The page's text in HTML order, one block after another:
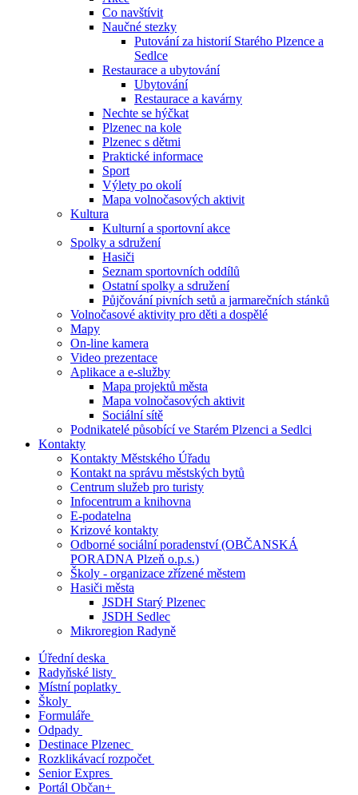
Co navštívit
Naučné stezky
Putování za historií Starého Plzence a
Sedlce
Restaurace a ubytování
Ubytování
Restaurace a kavárny
Nechte se hýčkat
Plzenec na kole
Plzenec s dětmi
Praktické informace
Sport
Výlety po okolí
Mapa volnočasových aktivit
Kultura
Kulturní a sportovní akce
Spolky a sdružení
Hasiči
Seznam sportovních oddílů
Ostatní spolky a sdružení
Půjčování pivních setů a jarmarečních stánků
Volnočasové aktivity pro děti a dospělé
Mapy
On-line kamera
Video prezentace
Aplikace a e-služby
Mapa projektů města
Mapa volnočasových aktivit
Sociální sítě
Podnikatelé působící ve Starém Plzenci a Sedlci
Kontakty
Kontakty Městského Úřadu
Kontakt na správu městských bytů
Centrum služeb pro turisty
Infocentrum a knihovna
E-podatelna
Krizové kontakty
Odborné sociální poradenství (OBČANSKÁ
PORADNA Plzeň o.p.s.)
Školy - organizace zřízené městem
Hasiči města
JSDH Starý Plzenec
JSDH Sedlec
Mikroregion Radyně
Úřední deska
Radyňské listy
Místní poplatky
Školy
Formuláře
Odpady
Destinace Plzenec
Rozklikávací rozpočet
Senior Expres
Portál Občan+